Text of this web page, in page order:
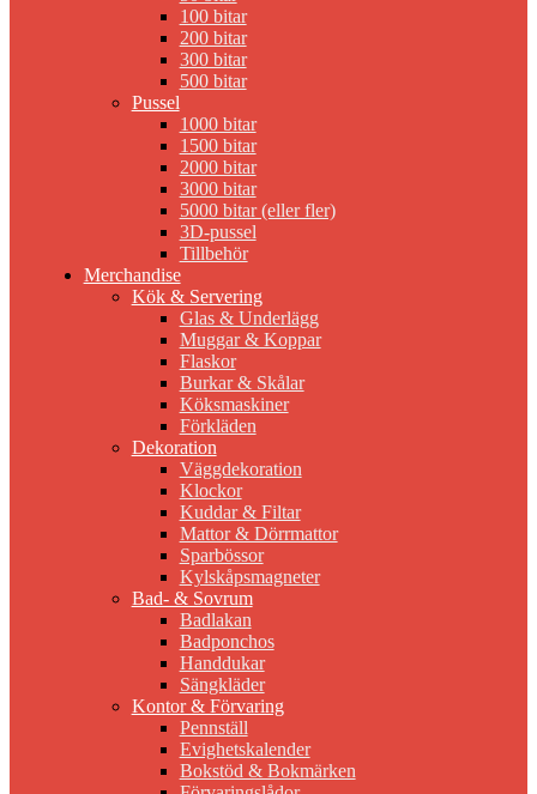
100 bitar
200 bitar
300 bitar
500 bitar
Pussel
1000 bitar
1500 bitar
2000 bitar
3000 bitar
5000 bitar (eller fler)
3D-pussel
Tillbehör
Merchandise
Kök & Servering
Glas & Underlägg
Muggar & Koppar
Flaskor
Burkar & Skålar
Köksmaskiner
Förkläden
Dekoration
Väggdekoration
Klockor
Kuddar & Filtar
Mattor & Dörrmattor
Sparbössor
Kylskåpsmagneter
Bad- & Sovrum
Badlakan
Badponchos
Handdukar
Sängkläder
Kontor & Förvaring
Pennställ
Evighetskalender
Bokstöd & Bokmärken